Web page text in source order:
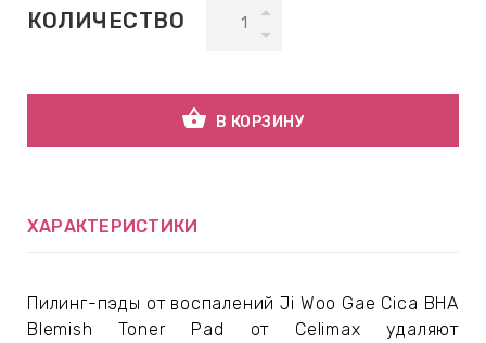
КОЛИЧЕСТВО
shopping_basket В КОРЗИНУ
ХАРАКТЕРИСТИКИ
Пилинг-пэды от воспалений Ji Woo Gae Cica BHA
Blemish Toner Pad от Celimax удаляют